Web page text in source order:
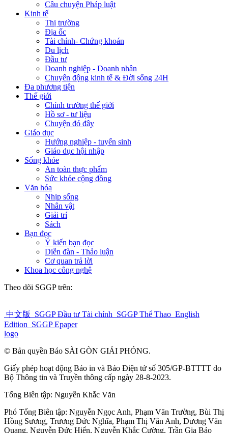
Câu chuyện Pháp luật
Kinh tế
Thị trường
Địa ốc
Tài chính- Chứng khoán
Du lịch
Đầu tư
Doanh nghiệp - Doanh nhân
Chuyển động kinh tế & Đời sống 24H
Đa phương tiện
Thế giới
Chính trường thế giới
Hồ sơ - tư liệu
Chuyện đó đây
Giáo dục
Hướng nghiệp - tuyển sinh
Giáo dục hội nhập
Sống khỏe
An toàn thực phẩm
Sức khỏe cộng đồng
Văn hóa
Nhịp sống
Nhân vật
Giải trí
Sách
Bạn đọc
Ý kiến bạn đọc
Diễn đàn - Thảo luận
Cơ quan trả lời
Khoa học công nghệ
Theo dõi SGGP trên:
中文版 SGGP Đầu tư Tài chính SGGP Thể Thao English
Edition SGGP Epaper
logo
© Bản quyền Báo SÀI GÒN GIẢI PHÓNG.
Giấy phép hoạt động Báo in và Báo Điện tử số 305/GP-BTTTT do
Bộ Thông tin và Truyền thông cấp ngày 28-8-2023.
Tổng Biên tập: Nguyễn Khắc Văn
Phó Tổng Biên tập: Nguyễn Ngọc Anh, Phạm Văn Trường, Bùi Thị
Hồng Sương, Trương Đức Nghĩa, Phạm Thị Vân Anh, Dương Văn
Quang, Nguyễn Đức Hiển, Nguyễn Khắc Cường, Trần Gia Bảo